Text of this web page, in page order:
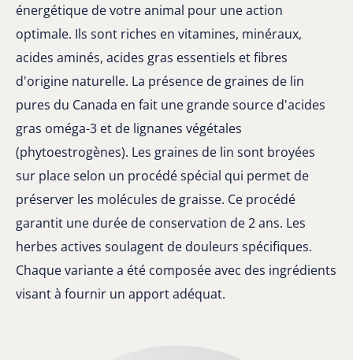
énergétique de votre animal pour une action
optimale. Ils sont riches en vitamines, minéraux,
acides aminés, acides gras essentiels et fibres
d'origine naturelle. La présence de graines de lin
pures du Canada en fait une grande source d'acides
gras oméga-3 et de lignanes végétales
(phytoestrogènes). Les graines de lin sont broyées
sur place selon un procédé spécial qui permet de
préserver les molécules de graisse. Ce procédé
garantit une durée de conservation de 2 ans. Les
herbes actives soulagent de douleurs spécifiques.
Chaque variante a été composée avec des ingrédients
visant à fournir un apport adéquat.